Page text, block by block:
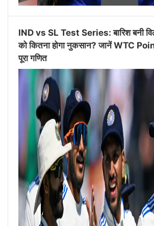
IND vs SL Test Series: बारिश बनी
को कितना होगा नुकसान? जानें WTC
पूरा गणित